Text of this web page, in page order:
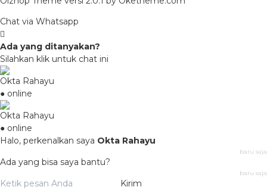
Chat via Whatsapp
Ada yang ditanyakan?
Silahkan klik untuk chat ini
Okta Rahayu
● online
Okta Rahayu
● online
Halo, perkenalkan saya Okta Rahayu
baru saja
Ada yang bisa saya bantu?
baru saja
Kirim